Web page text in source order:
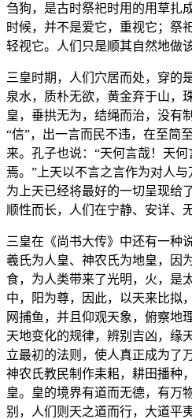
刍狗，是古时祭祀时用的用草扎
时候，并不是爱它，重视它；祭
轻视它。人们只是顺其自然地做
三皇时期，人们穴居而处，穿的
泉水，质朴无欲，黄金弃于山，
皇，垂拱无为，结绳而治，没有
“信”，出一言而民不违，在至简
来。孔子也说：“天何言哉！天
焉。”上天以不言之言作为对人
为上天已经将最好的一切呈现给
顺性而长，人们在宁静、安详、
三皇在《尚书大传》中还有一种
羲氏为人皇、神农氏为地皇，因
食，为人类带来了光明，火，是
中，阳为尊，因此，以天来比拟
网捕鱼，并且仰观天象，俯察地
天地变化的规律，辨别吉凶，缘
立最初的法则，使人真正成为了
神农氏教民制作耒耜，耕田播种
皇。皇的境界有道而无德，有万
别，人们则天之道而行，大道平